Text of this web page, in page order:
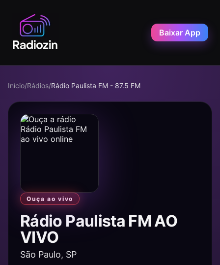
Baixar App
Início/Rádios/Rádio Paulista FM - 87.5 FM
Ouça ao vivo
Rádio Paulista FM AO
VIVO
São Paulo, SP